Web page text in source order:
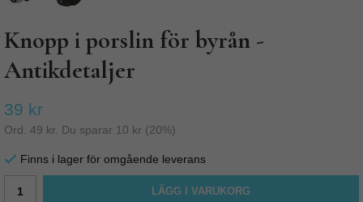
Knopp i porslin för byrån -
Antikdetaljer
39 kr
Ord. 49 kr . Du sparar 10 kr (20%)
Finns i lager för omgående leverans
LÄGG I VARUKORG